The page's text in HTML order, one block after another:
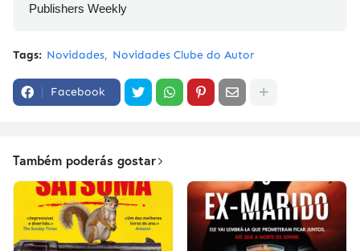
Publishers Weekly
Tags: Novidades Novidades Clube do Autor
Facebook
Também poderás gostar